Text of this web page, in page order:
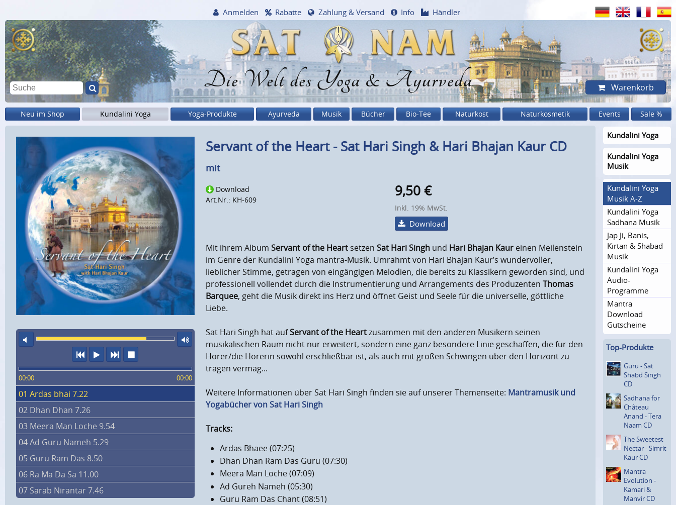
Die Welt des Yoga & Ayurveda
Anmelden Rabatte Zahlung & Versand Info Händler
Warenkorb
Neu im Shop Kundalini Yoga Yoga-Produkte Ayurveda Musik Bücher Bio-Tee Naturkost Naturkosmetik Events Sale %
Ton aus
maximale Laustärke
vorheriger Titel
Abspielennächster Titel
Wiedergabe stoppen
00:00 00:00
01 Ardas bhai 7.22
02 Dhan Dhan 7.26
03 Meera Man Loche 9.54
04 Ad Guru Nameh 5.29
05 Guru Ram Das 8.50
06 Ra Ma Da Sa 11.00
07 Sarab Nirantar 7.46
Servant of the Heart - Sat Hari Singh & Hari Bhajan Kaur CD
mit
Download
Art.Nr.: KH-609
9,50€
Inkl. 19% MwSt.
Download
Mit ihrem Album Servant of the Heartsetzen Sat Hari Singhund Hari Bhajan Kaureinen Meilenstein
im Genre der Kundalini Yoga mantra-Musik. Umrahmt von Hari Bhajan Kaur’s wundervoller,
lieblicher Stimme, getragen von eingängigen Melodien, die bereits zu Klassikern geworden sind, und
professionell vollendet durch die Instrumentierung und Arrangements des Produzenten Thomas
Barquee, geht die Musik direkt ins Herz und öffnet Geist und Seele für die universelle, göttliche
Liebe.
Sat Hari Singh hat aufServant of the Heartzusammen mit den anderen Musikern seinen
musikalischen Raum nicht nur erweitert, sondern eine ganz besondere Linie geschaffen, die für den
Hörer/die Hörerin sowohl erschließbar ist, als auch mit großen Schwingen über den Horizont zu
tragen vermag...
Weitere Informationen über Sat Hari Singh finden sie auf unserer Themenseite: Mantramusik und
Yogabücher von Sat Hari Singh
Tracks:
Ardas Bhaee (07:25)
Dhan Dhan Ram Das Guru (07:30)
Meera Man Loche (07:09)
Ad Gureh Nameh (05:30)
Guru Ram Das Chant (08:51)
Kundalini Yoga
Kundalini Yoga
Musik
Kundalini Yoga
Musik A-Z
Kundalini Yoga
Sadhana Musik
Jap Ji, Banis,
Kirtan & Shabad
Musik
Kundalini Yoga
Audio-
Programme
Mantra
Download
Gutscheine
Top-Produkte
Guru - Sat
Shabd Singh
CD
Sadhana for
Château
Anand - Tera
Naam CD
The Sweetest
Nectar - Simrit
Kaur CD
Mantra
Evolution -
Kamari &
Manvir CD